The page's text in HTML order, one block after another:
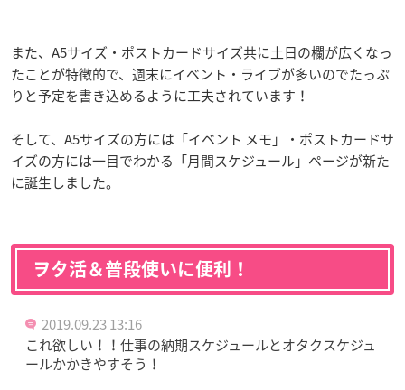
また、A5サイズ・ポストカードサイズ共に土日の欄が広くなっ
たことが特徴的で、週末にイベント・ライブが多いのでたっぷ
りと予定を書き込めるように工夫されています！
そして、A5サイズの方には「イベント メモ」・ポストカードサ
イズの方には一目でわかる「月間スケジュール」ページが新た
に誕生しました。
ヲタ活＆普段使いに便利！
2019.09.23 13:16
これ欲しい！！仕事の納期スケジュールとオタクスケジュ
ールかかきやすそう！